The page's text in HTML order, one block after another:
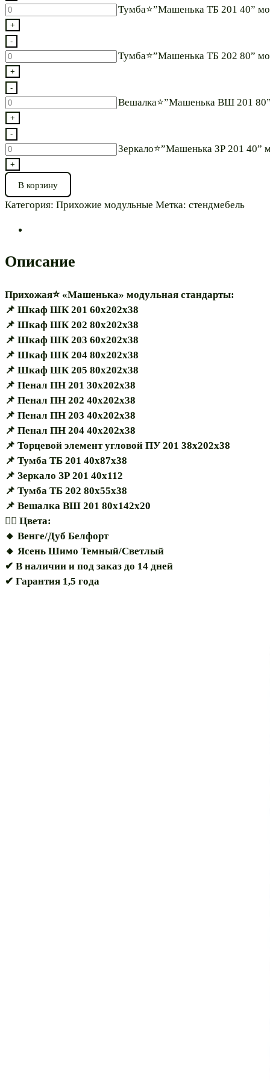
модульная*
угловая⭐”Машенька
ПУ
201
38х38”
модульная*
Количество
товара
Тумба⭐”Машенька
ТБ
201
40”
модульная*
+
Тумба⭐”Машенька ТБ 201 40”
-
Количество
товара
Тумба⭐”Машенька
ТБ
202
80”
модульная*
+
Тумба⭐”Машенька ТБ 202 80”
-
Количество
товара
Вешалка⭐”Машенька
ВШ
201
80”
модульная*
+
Вешалка⭐”Машенька ВШ 201
-
Количество
товара
Зеркало⭐”Машенька
ЗР
201
+
Зеркало⭐”Машенька ЗР 201 40”
В корзину
Категория: Прихожие модульные Метка: стендмебель
Описание
Прихожая⭐ «Машенька» модульная стандарты:
📌 Шкаф ШК 201 60х202х38
📌 Шкаф ШК 202 80х202х38
📌 Шкаф ШК 203 60х202х38
📌 Шкаф ШК 204 80х202х38
📌 Шкаф ШК 205 80х202х38
📌 Пенал ПН 201 30х202х38
📌 Пенал ПН 202 40х202х38
📌 Пенал ПН 203 40х202х38
📌 Пенал ПН 204 40х202х38
📌 Торцевой элемент угловой ПУ 201 38х202х38
📌 Тумба ТБ 201 40х87х38
📌 Зеркало ЗР 201 40х112
📌 Тумба ТБ 202 80х55х38
📌 Вешалка ВШ 201 80х142х20
🏳️‍🌈 Цвета:
🔸️ Венге/Дуб Белфорт
🔸️ Ясень Шимо Темный/Светлый
✔ В наличии и под заказ до 14 дней
✔ Гарантия 1,5 года